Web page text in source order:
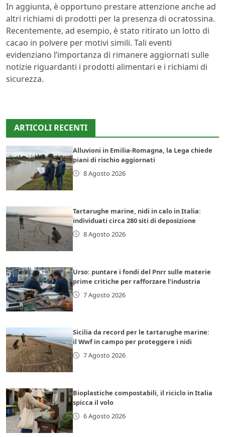
In aggiunta, è opportuno prestare attenzione anche ad
altri richiami di prodotti per la presenza di ocratossina.
Recentemente, ad esempio, è stato ritirato un lotto di
cacao in polvere per motivi simili. Tali eventi
evidenziano l’importanza di rimanere aggiornati sulle
notizie riguardanti i prodotti alimentari e i richiami di
sicurezza.
ARTICOLI RECENTI
Alluvioni in Emilia-Romagna, la Lega chiede
piani di rischio aggiornati
8 Agosto 2026
Tartarughe marine, nidi in calo in Italia:
individuati circa 280 siti di deposizione
8 Agosto 2026
Urso: puntare i fondi del Pnrr sulle materie
prime critiche per rafforzare l’industria
7 Agosto 2026
Sicilia da record per le tartarughe marine:
il Wwf in campo per proteggere i nidi
7 Agosto 2026
Bioplastiche compostabili, il riciclo in Italia
spicca il volo
6 Agosto 2026